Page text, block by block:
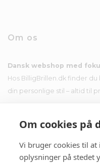
Om cookies på
Vi bruger cookies til at
oplysninger på stedet
Om os
Dansk webshop med
Hos BilligBrillen.dk finder
din personlige stil – altid til
Nyhedsbrev